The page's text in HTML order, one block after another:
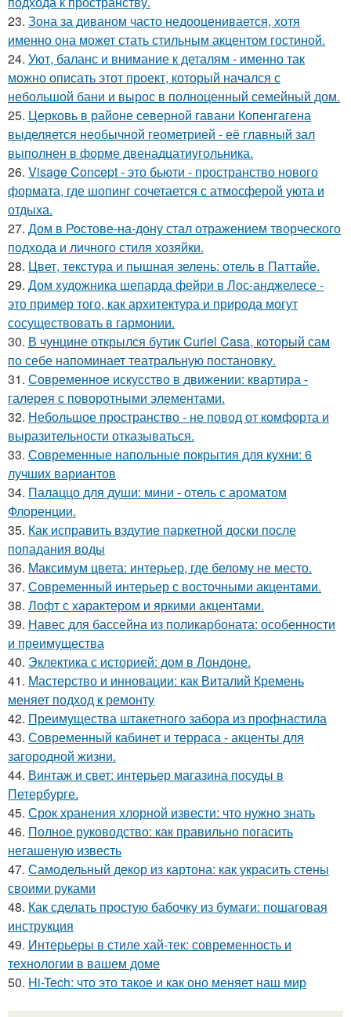
23. Зона за диваном часто недооценивается, хотя
именно она может стать стильным акцентом гостиной.
24. Уют, баланс и внимание к деталям - именно так
можно описать этот проект, который начался с
небольшой бани и вырос в полноценный семейный дом.
25. Церковь в районе северной гавани Копенгагена
выделяется необычной геометрией - её главный зал
выполнен в форме двенадцатиугольника.
26. Visage Concept - это бьюти - пространство нового
формата, где шопинг сочетается с атмосферой уюта и
отдыха.
27. Дом в Ростове-на-дону стал отражением творческого
подхода и личного стиля хозяйки.
28. Цвет, текстура и пышная зелень: отель в Паттайе.
29. Дом художника шепарда фейри в Лос-анджелесе -
это пример того, как архитектура и природа могут
сосуществовать в гармонии.
30. В чунцине открылся бутик Curiel Casa, который сам
по себе напоминает театральную постановку.
31. Современное искусство в движении: квартира -
галерея с поворотными элементами.
32. Небольшое пространство - не повод от комфорта и
выразительности отказываться.
33. Современные напольные покрытия для кухни: 6
лучших вариантов
34. Палаццо для души: мини - отель с ароматом
Флоренции.
35. Как исправить вздутие паркетной доски после
попадания воды
36. Максимум цвета: интерьер, где белому не место.
37. Современный интерьер с восточными акцентами.
38. Лофт с характером и яркими акцентами.
39. Навес для бассейна из поликарбоната: особенности
и преимущества
40. Эклектика с историей: дом в Лондоне.
41. Мастерство и инновации: как Виталий Кремень
меняет подход к ремонту
42. Преимущества штакетного забора из профнастила
43. Современный кабинет и терраса - акценты для
загородной жизни.
44. Винтаж и свет: интерьер магазина посуды в
Петербурге.
45. Срок хранения хлорной извести: что нужно знать
46. Полное руководство: как правильно погасить
негашеную известь
47. Самодельный декор из картона: как украсить стены
своими руками
48. Как сделать простую бабочку из бумаги: пошаговая
инструкция
49. Интерьеры в стиле хай-тек: современность и
технологии в вашем доме
50. Hi-Tech: что это такое и как оно меняет наш мир